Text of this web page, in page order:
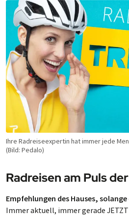
Radreisen am Puls
Empfehlungen des Hau­ses,
Immer aktuell, immer ge­ra­de
Ihre Rad­rei­se­ex­per­tin hat immer jede
(Bild: Pedalo)